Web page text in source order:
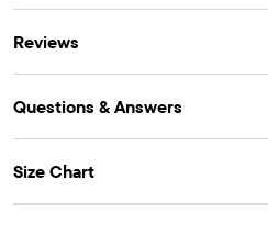
Reviews
Questions & Answers
Size Chart